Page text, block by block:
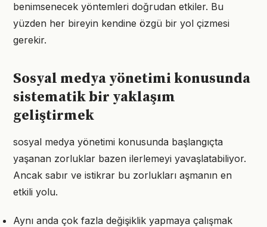
benimsenecek yöntemleri doğrudan etkiler. Bu
yüzden her bireyin kendine özgü bir yol çizmesi
gerekir.
Sosyal medya yönetimi konusunda
sistematik bir yaklaşım
geliştirmek
sosyal medya yönetimi konusunda başlangıçta
yaşanan zorluklar bazen ilerlemeyi yavaşlatabiliyor.
Ancak sabır ve istikrar bu zorlukları aşmanın en
etkili yolu.
Aynı anda çok fazla değişiklik yapmaya çalışmak